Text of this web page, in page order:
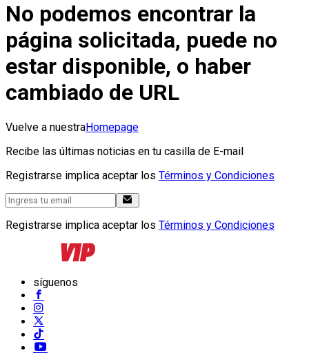
No podemos encontrar la
página solicitada, puede no
estar disponible, o haber
cambiado de URL
Vuelve a nuestraHomepage
Recibe las últimas noticias en tu casilla de E-mail
Registrarse implica aceptar los Términos y Condiciones
Registrarse implica aceptar los Términos y Condiciones
síguenos